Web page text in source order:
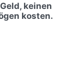
keinen
kosten.